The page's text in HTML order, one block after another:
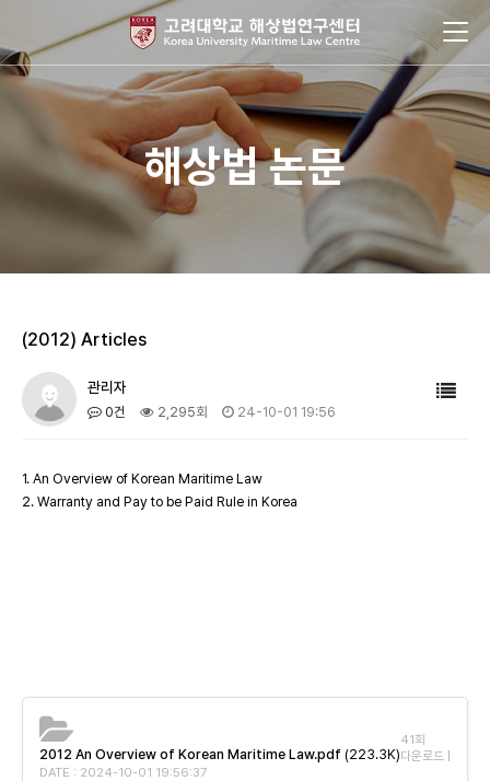
해상법 논문
(2012) Articles
관리자
0건 2,295회 24-10-01 19:56
1. An Overview of Korean Maritime Law
2. Warranty and Pay to be Paid Rule in Korea
2012 An Overview of Korean Maritime Law.pdf (223.3K)
41회
다운로드 |
DATE : 2024-10-01 19:56:37